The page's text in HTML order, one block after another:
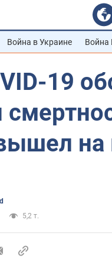
Война в Украине Война
19
на
5,2 т.